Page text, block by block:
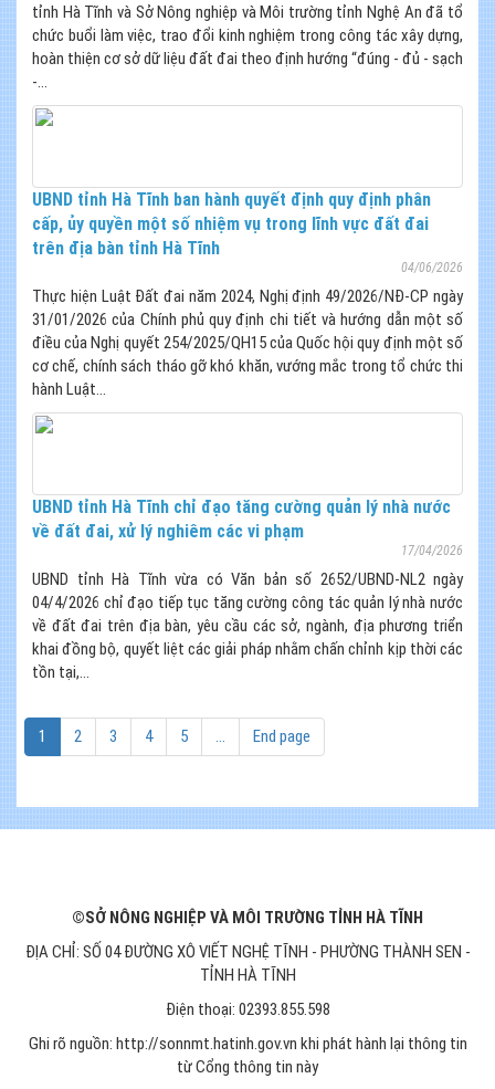
tỉnh Hà Tĩnh và Sở Nông nghiệp và Môi trường tỉnh Nghệ An đã tổ
chức buổi làm việc, trao đổi kinh nghiệm trong công tác xây dựng,
hoàn thiện cơ sở dữ liệu đất đai theo định hướng “đúng - đủ - sạch
-...
UBND tỉnh Hà Tĩnh ban hành quyết định quy định phân
cấp, ủy quyền một số nhiệm vụ trong lĩnh vực đất đai
trên địa bàn tỉnh Hà Tĩnh
04/06/2026
Thực hiện Luật Đất đai năm 2024, Nghị định 49/2026/NĐ-CP ngày
31/01/2026 của Chính phủ quy định chi tiết và hướng dẫn một số
điều của Nghị quyết 254/2025/QH15 của Quốc hội quy định một số
cơ chế, chính sách tháo gỡ khó khăn, vướng mắc trong tổ chức thi
hành Luật...
UBND tỉnh Hà Tĩnh chỉ đạo tăng cường quản lý nhà nước
về đất đai, xử lý nghiêm các vi phạm
17/04/2026
UBND tỉnh Hà Tĩnh vừa có Văn bản số 2652/UBND-NL2 ngày
04/4/2026 chỉ đạo tiếp tục tăng cường công tác quản lý nhà nước
về đất đai trên địa bàn, yêu cầu các sở, ngành, địa phương triển
khai đồng bộ, quyết liệt các giải pháp nhằm chấn chỉnh kịp thời các
tồn tại,...
1 2 3 4 5 ... End page
©SỞ NÔNG NGHIỆP VÀ MÔI TRƯỜNG TỈNH HÀ TĨNH
ĐỊA CHỈ: SỐ 04 ĐƯỜNG XÔ VIẾT NGHỆ TĨNH - PHƯỜNG THÀNH SEN -
TỈNH HÀ TĨNH
Điện thoại: 02393.855.598
Ghi rõ nguồn: http://sonnmt.hatinh.gov.vn khi phát hành lại thông tin
từ Cổng thông tin này